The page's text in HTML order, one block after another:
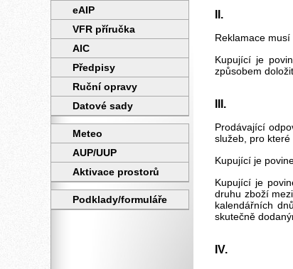
eAIP
VFR příručka
AIC
Předpisy
Ruční opravy
Datové sady
Meteo
AUP/UUP
Aktivace prostorů
Podklady/formuláře
II.
Reklamace
Kupující je
způsobem
III.
Prodávající
služeb, pro
Kupující je
Kupující je
druhu zboží
kalendářních
skutečně
IV.